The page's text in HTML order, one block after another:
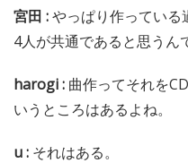
宮田 :やっぱり作っている
4人が共通であると思うん
harogi : 曲作ってそれを
いうところはあるよね。
u : それはある。